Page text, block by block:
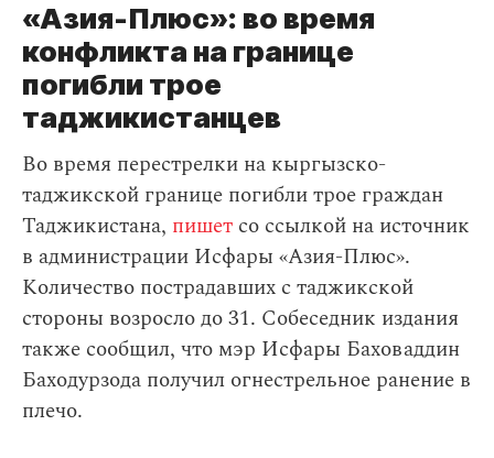
«Азия-Плюс»: во время
конфликта на границе
погибли трое
таджикистанцев
Во время перестрелки на кыргызско-
таджикской границе погибли трое граждан
Таджикистана, пишет со ссылкой на источник
в администрации Исфары «Азия-Плюс».
Количество пострадавших с таджикской
стороны возросло до 31. Собеседник издания
также сообщил, что мэр Исфары Баховаддин
Баходурзода получил огнестрельное ранение в
плечо.